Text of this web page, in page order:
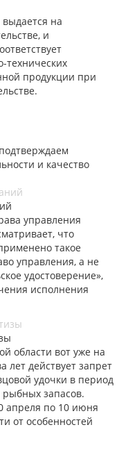
выдается на
и
технических
продукции при
и качество
управления
что
такое
управления, а не
удостоверение»,
исполнения
области вот уже на
лет действует запрет
удочки в период
рыбных запасов.
апреля по 10 июня
от особенностей